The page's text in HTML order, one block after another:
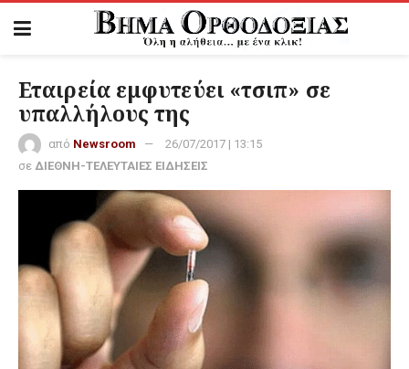
Εταιρεία εμφυτεύει «τσιπ» σε
υπαλλήλους της
από Newsroom
26/07/2017 | 13:15
σε ΔΙΕΘΝΗ-ΤΕΛΕΥΤΑΙΕΣ ΕΙΔΗΣΕΙΣ